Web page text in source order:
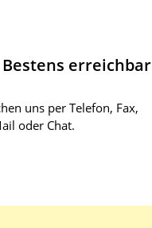
Bestens erreichbar
uns per Telefon, Fax,
oder Chat.